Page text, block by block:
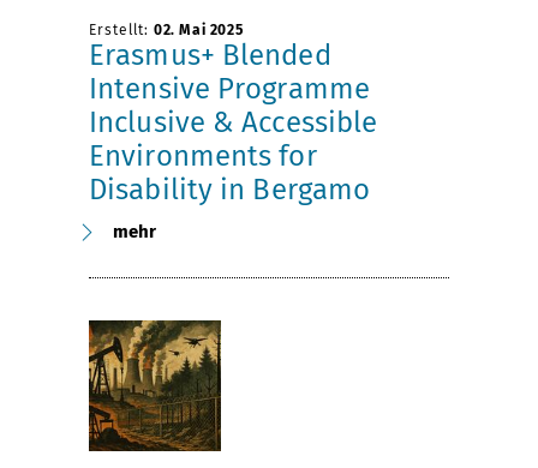
Erstellt: 02. Mai 2025
Erasmus+ Blended
Intensive Programme
Inclusive & Accessible
Environments for
Disability in Bergamo
mehr